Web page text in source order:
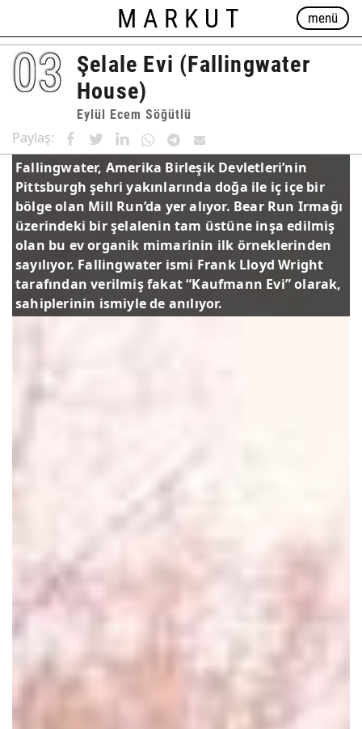
MARKUT menü
03
Şelale Evi (Fallingwater
House)
Eylül Ecem Söğütlü
Paylaş:
Fallingwater, Amerika Birleşik Devletleri’nin
Pittsburgh şehri yakınlarında doğa ile iç içe bir
bölge olan Mill Run’da yer alıyor. Bear Run Irmağı
üzerindeki bir şelalenin tam üstüne inşa edilmiş
olan bu ev organik mimarinin ilk örneklerinden
sayılıyor. Fallingwater ismi Frank Lloyd Wright
tarafından verilmiş fakat “Kaufmann Evi” olarak,
sahiplerinin ismiyle de anılıyor.